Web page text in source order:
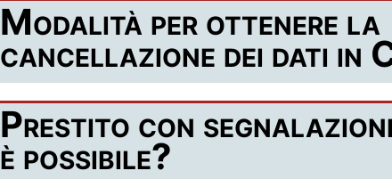
Modalità per ottenere la
cancellazione dei dati in
Prestito con
è possibile?